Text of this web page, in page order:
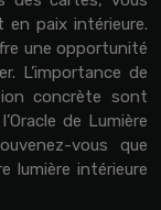
paix intérieure.
une opportunité
L’importance de
concrète sont
de Lumière
vous que
lumière intérieure